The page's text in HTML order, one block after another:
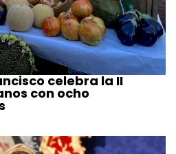
celebra la II
con ocho